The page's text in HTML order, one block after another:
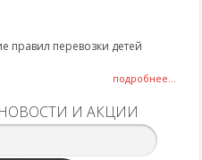
правил перевозки детей
подробнее...
И АКЦИИ